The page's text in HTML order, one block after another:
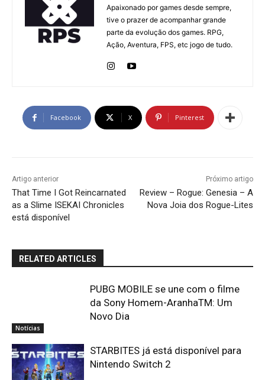
Apaixonado por games desde sempre,
tive o prazer de acompanhar grande
parte da evolução dos games. RPG,
Ação, Aventura, FPS, etc jogo de tudo.
Facebook X Pinterest
Artigo anterior
That Time I Got Reincarnated
as a Slime ISEKAI Chronicles
está disponível
Próximo artigo
Review – Rogue: Genesia – A
Nova Joia dos Rogue-Lites
RELATED ARTICLES
Notícias
PUBG MOBILE se une com o filme
da Sony Homem-AranhaTM: Um
Novo Dia
STARBITES já está disponível para
Nintendo Switch 2